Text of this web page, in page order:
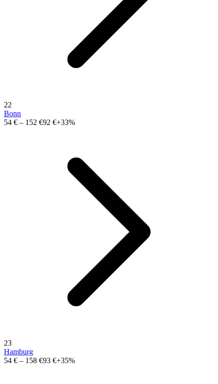
22
Bonn
54 € – 152 €92 €+33%
23
Hamburg
54 € – 158 €93 €+35%